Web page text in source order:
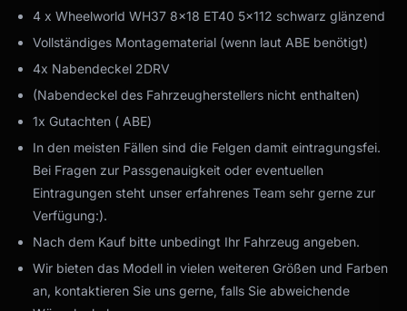
4 x Wheelworld WH37 8x18 ET40 5x112 schwarz glänzend
Vollständiges Montagematerial (wenn laut ABE benötigt)
4x Nabendeckel 2DRV
(Nabendeckel des Fahrzeugherstellers nicht enthalten)
1x Gutachten ( ABE)
In den meisten Fällen sind die Felgen damit eintragungsfei.
Bei Fragen zur Passgenauigkeit oder eventuellen
Eintragungen steht unser erfahrenes Team sehr gerne zur
Verfügung:).
Nach dem Kauf bitte unbedingt Ihr Fahrzeug angeben.
Wir bieten das Modell in vielen weiteren Größen und Farben
an, kontaktieren Sie uns gerne, falls Sie abweichende